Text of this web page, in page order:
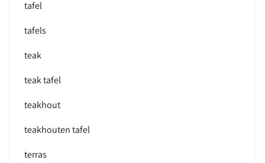
tafel
tafels
teak
teak tafel
teakhout
teakhouten tafel
terras